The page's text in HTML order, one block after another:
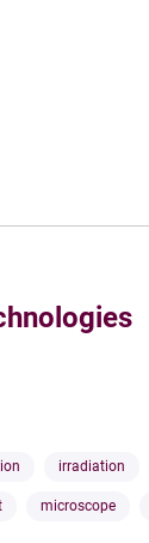
irradiation
microscope